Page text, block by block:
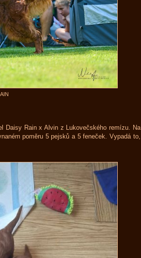
Daisy Rain x Alvin z Lukovečského remízu. Na
poměru 5 pejsků a 5 feneček. Vypadá to,